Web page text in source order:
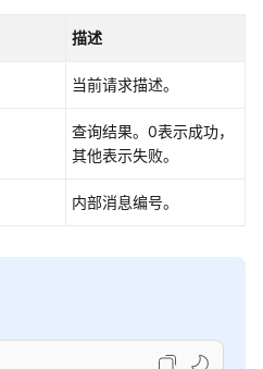
描述
当前请求描述。
查询结果。0表示成功，
其他表示失败。
内部消息编号。